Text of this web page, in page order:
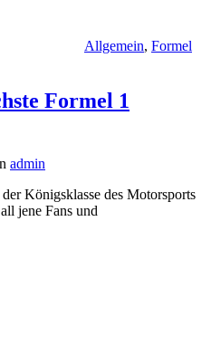
Allgemein, Formel
Formel 1
admin
Königsklasse des Motorsports
jene Fans und